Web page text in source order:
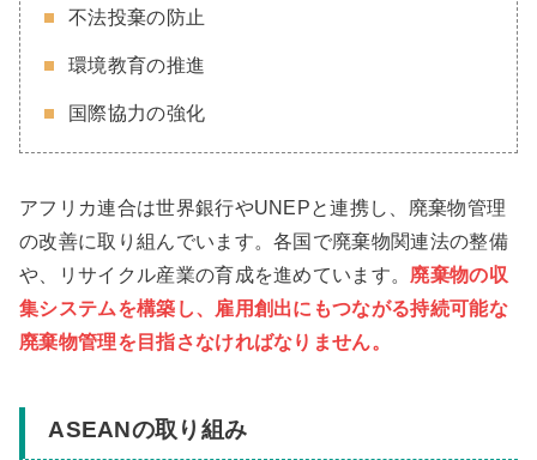
不法投棄の防止
環境教育の推進
国際協力の強化
アフリカ連合は世界銀行やUNEPと連携し、廃棄物管理
の改善に取り組んでいます。各国で廃棄物関連法の整備
や、リサイクル産業の育成を進めています。 廃棄物の収
集システムを構築し、雇用創出にもつながる持続可能な
廃棄物管理を目指さなければなりません。
ASEANの取り組み